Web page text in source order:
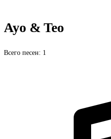
Ayo & Teo
Всего песен: 1